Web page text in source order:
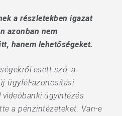
a részletekben igazat
azonban nem
hanem lehetőségeket.
esett szó: a
ügyfél-azonosítási
ügyintézés
a pénzintézeteket. Van-e